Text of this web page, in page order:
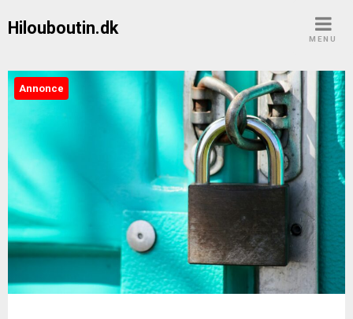
Hilouboutin.dk
MENU
Annonce